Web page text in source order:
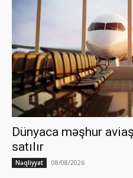
Dünyaca məşhur
satılır
Nəqliyyat 08/08/2026